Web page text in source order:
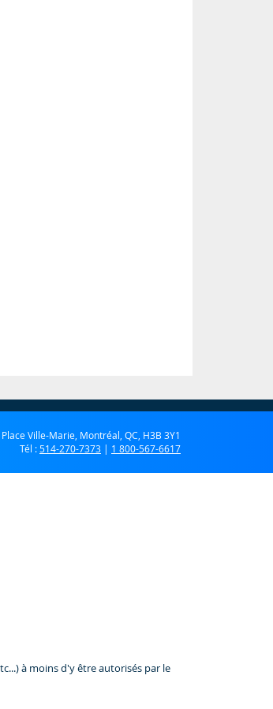
Ville-Marie, Montréal, QC, H3B 3Y1
Tél :514-270-7373 | 1 800-567-6617
à moins d'y être autorisés par le